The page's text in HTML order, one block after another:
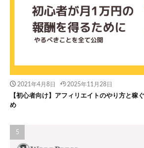
2021年4月8日 2025年11月28日
【初心者向け】アフィリエイトのやり方と稼
め